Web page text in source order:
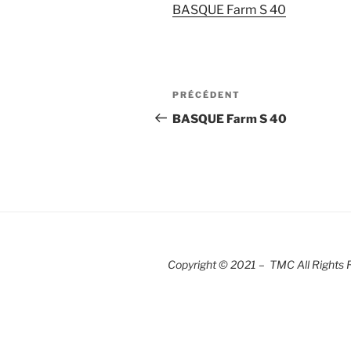
BASQUE Farm S 40
Navigation
de
Article
précédent
PRÉCÉDENT
BASQUE Farm S 40
Copyright © 2021 – TMC All Rights